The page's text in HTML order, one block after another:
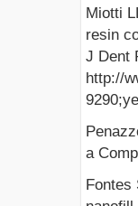
Miotti
resin
J Dent
http://
a